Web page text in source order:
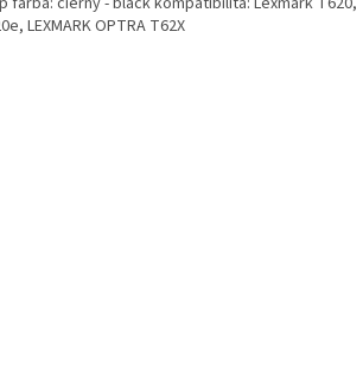
LEXMARK OPTRA T62X